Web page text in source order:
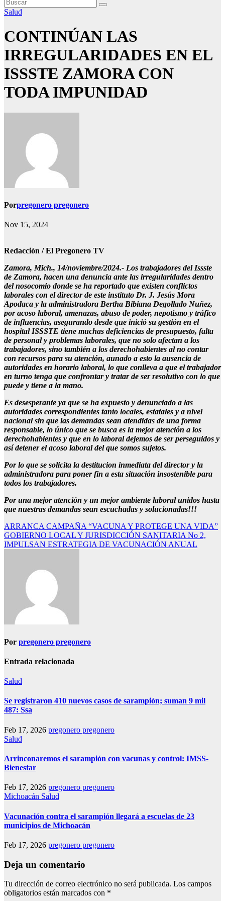
Salud
CONTINÚAN LAS
IRREGULARIDADES EN EL
ISSSTE ZAMORA CON
TODA IMPUNIDAD
Porpregonero pregonero
Nov 15, 2024
Redacción / El Pregonero TV
Zamora, Mich., 14/noviembre/2024.- Los trabajadores del Issste
de Zamora, hacen una denuncia ante las irregularidades dentro
del nosocomio donde se ha reportado que existen conflictos
laborales con el director de este instituto Dr. J. Jesús Mora
Apodaca y la administradora Bertha Bibiana Degollado Nuñez,
por acoso laboral, amenazas, abuso de poder, nepotismo y tráfico
de influencias, asegurando desde que inició su gestión en el
hospital ISSSTE tiene muchas deficiencias de presupuesto, falta
de personal y problemas laborales, que no solo afectan a los
trabajadores, sino también a los derechohabientes al no contar
con recursos para su atención, aunado a esto la ausencia de
autoridades en horario laboral, lo que conlleva a que el trabajador
en turno tenga que confrontar y tratar de ser resolutivo con lo que
puede y tiene a la mano.
Es desesperante ya que se ha expuesto y denunciado a las
autoridades correspondientes tanto locales, estatales y a nivel
nacional sin que las demandas sean atendidas de una forma
responsable, lo único que se busca es la mejor atención a los
derechohabientes y que en lo laboral dejemos de ser perseguidos y
así detener el acoso laboral del que somos sujetos.
Por lo que se solicita la destitucion inmediata del director y la
administradora para poner fin a esta situación insostenible para
todos los trabajadores.
Por una mejor atención y un mejor ambiente laboral unidos hasta
que nuestras demandas sean escuchadas y solucionadas!!!
Navegación
de
ARRANCA CAMPAÑA “VACUNA Y PROTEGE UNA VIDA”
GOBIERNO LOCAL Y JURISDICCIÓN SANITARIA No 2,
IMPULSAN ESTRATEGIA DE VACUNACIÓN ANUAL
Por pregonero pregonero
Entrada relacionada
Salud
Se registraron 410 nuevos casos de sarampión; suman 9 mil
487: Ssa
Feb 17, 2026 pregonero pregonero
Salud
Arrinconaremos el sarampión con vacunas y control: IMSS-
Bienestar
Feb 17, 2026 pregonero pregonero
Michoacán Salud
Vacunación contra el sarampión llegará a escuelas de 23
municipios de Michoacán
Feb 17, 2026 pregonero pregonero
Deja un comentario
Tu dirección de correo electrónico no será publicada. Los campos
obligatorios están marcados con *